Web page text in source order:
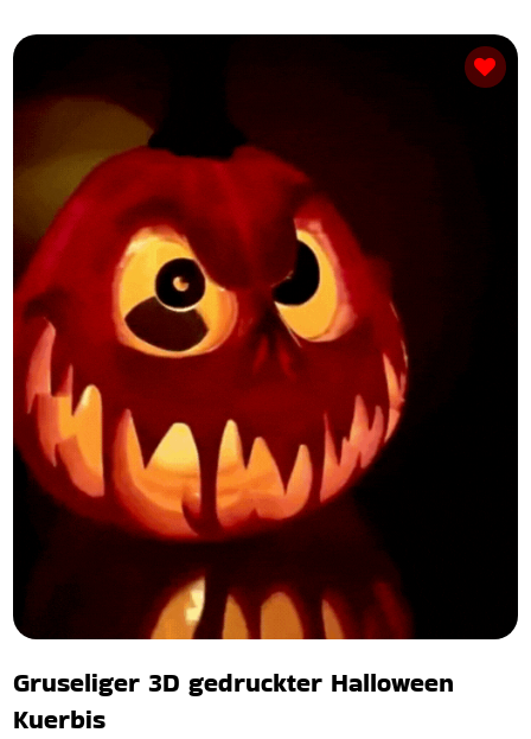
Gruseliger 3D gedruckter Halloween
Kuerbis